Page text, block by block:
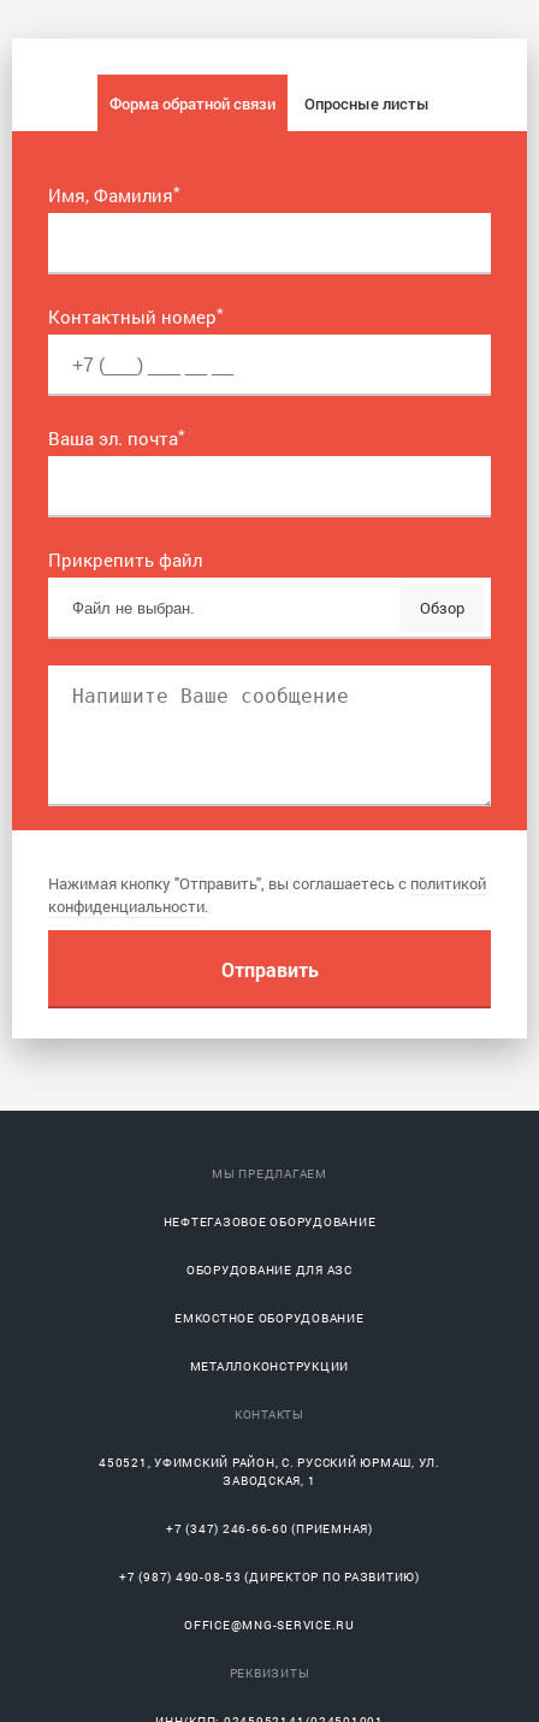
Форма обратной связи Опросные листы
Имя, Фамилия*
Контактный номер*
Ваша эл. почта*
Прикрепить файл
Обзор
Нажимая кнопку "Отправить", вы соглашаетесь с политикой
конфиденциальности.
МЫ ПРЕДЛАГАЕМ
НЕФТЕГАЗОВОЕ ОБОРУДОВАНИЕ
ОБОРУДОВАНИЕ ДЛЯ АЗС
ЕМКОСТНОЕ ОБОРУДОВАНИЕ
МЕТАЛЛОКОНСТРУКЦИИ
КОНТАКТЫ
450521 ,УФИМСКИЙ РАЙОН, С.РУССКИЙ ЮРМАШ, УЛ.
ЗАВОДСКАЯ, 1
+7 (347) 246-66-60 (ПРИЕМНАЯ)
+7 (987) 490-08-53 (ДИРЕКТОР ПО РАЗВИТИЮ)
OFFICE@MNG-SERVICE.RU
РЕКВИЗИТЫ